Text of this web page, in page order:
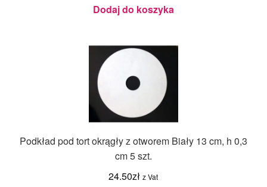
szt.
Dodaj do koszyka
Podkład pod tort okrągły z otworem Biały 13 cm, h 0,3
cm 5 szt.
24.50zł z Vat